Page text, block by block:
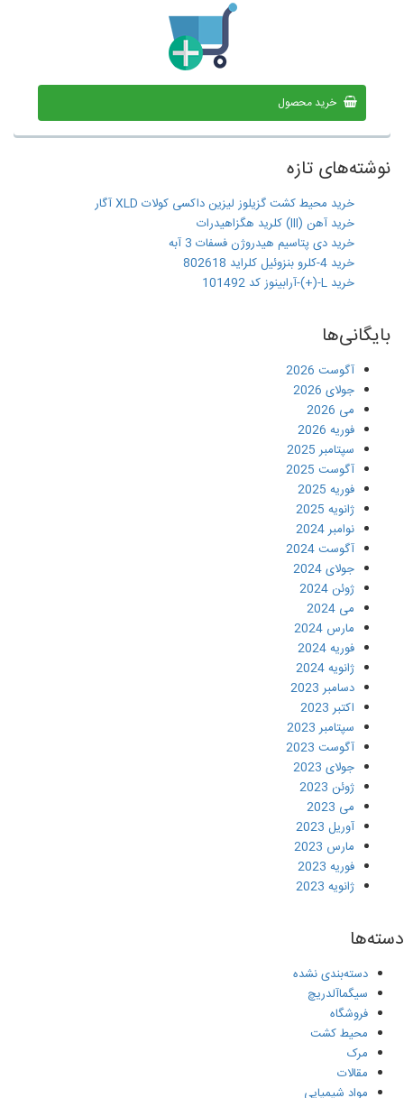
خرید محصول
نوشته‌های تازه
خرید محیط کشت گزیلوز لیزین داکسی کولات XLD آگار
خرید آهن (III) کلرید هگزاهیدرات
خرید دی پتاسیم هیدروژن فسفات 3 آبه
خرید 4-کلرو بنزوئیل کلراید 802618
خرید L-(+)-آرابینوز کد 101492
بایگانی‌ها
آگوست 2026
جولای 2026
می 2026
فوریه 2026
سپتامبر 2025
آگوست 2025
فوریه 2025
ژانویه 2025
نوامبر 2024
آگوست 2024
جولای 2024
ژوئن 2024
می 2024
مارس 2024
فوریه 2024
ژانویه 2024
دسامبر 2023
اکتبر 2023
سپتامبر 2023
آگوست 2023
جولای 2023
ژوئن 2023
می 2023
آوریل 2023
مارس 2023
فوریه 2023
ژانویه 2023
دسته‌ها
دسته‌بندی نشده
سیگماآلدریچ
فروشگاه
محیط کشت
مرک
مقالات
مواد شیمیایی